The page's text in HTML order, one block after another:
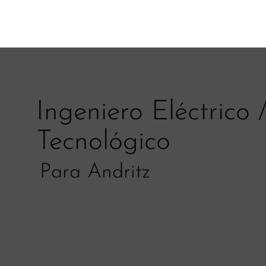
Ingeniero Eléctrico
Tecnológico
Para Andritz